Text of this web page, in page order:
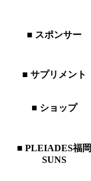
■ スポンサー
■ サプリメント
■ ショップ
■ PLEIADES福岡
SUNS